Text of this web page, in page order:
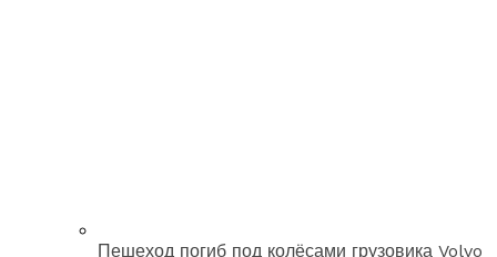
Пешеход погиб под колёсами грузовика Volvo